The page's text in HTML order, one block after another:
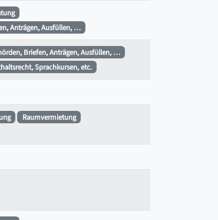
Anträgen, Ausfüllen, …
Briefen, Anträgen, Ausfüllen, …
Sprachkursen, etc.
Raumvermietung